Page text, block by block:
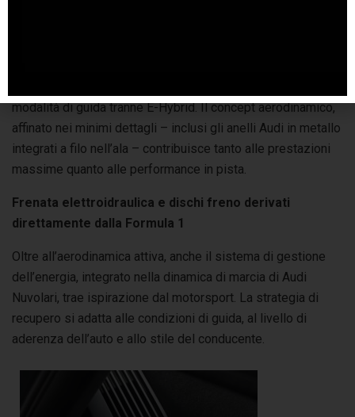
modalità di guida tranne E-Hybrid. Il concept aerodinamico,
affinato nei minimi dettagli – inclusi gli anelli Audi in metallo
integrati a filo nell’ala – contribuisce tanto alle prestazioni
massime quanto alle performance in pista.
Frenata elettroidraulica e dischi freno derivati
direttamente dalla Formula 1
Oltre all’aerodinamica attiva, anche il sistema di gestione
dell’energia, integrato nella dinamica di marcia di Audi
Nuvolari, trae ispirazione dal motorsport. La strategia di
recupero si adatta alle condizioni di guida, al livello di
aderenza dell’auto e allo stile del conducente.